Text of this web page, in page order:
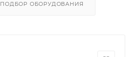
ПОДБОР ОБОРУДОВАНИЯ